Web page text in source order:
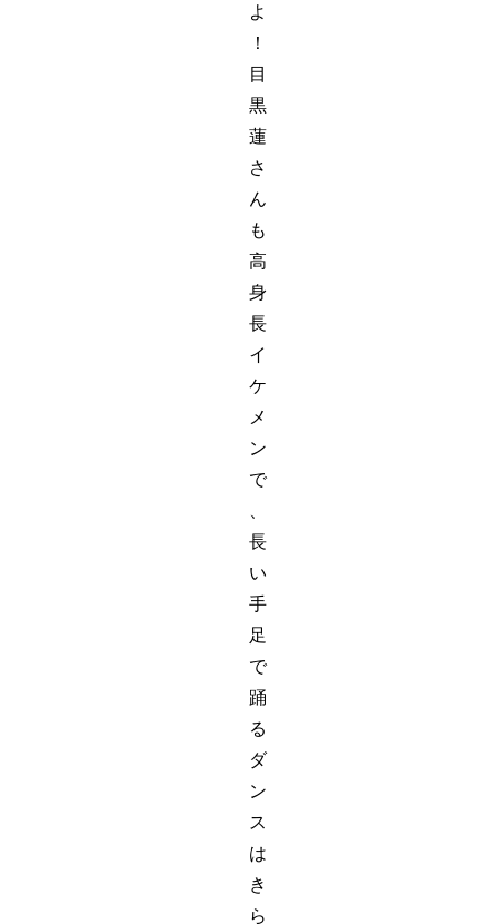
よ
！
目
黒
蓮
さ
ん
も
高
身
長
イ
ケ
メ
ン
で
長
い
手
足
で
踊
る
ダ
ン
ス
は
き
ら